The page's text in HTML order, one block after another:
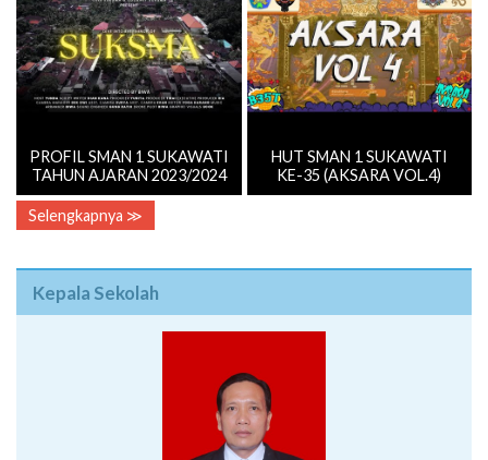
PROFIL SMAN 1 SUKAWATI
TAHUN AJARAN 2023/2024
HUT SMAN 1 SUKAWATI
KE-35 (AKSARA VOL.4)
Selengkapnya ≫
Kepala Sekolah